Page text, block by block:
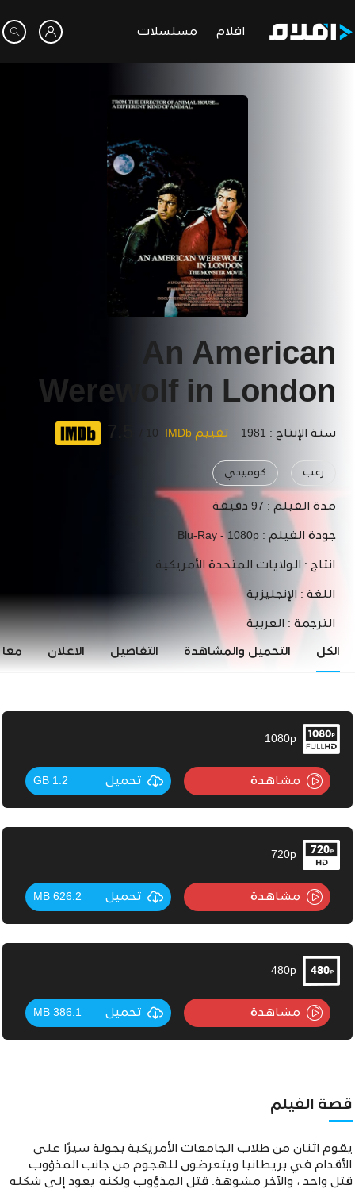
افلام مسلسلات
An American
Werewolf in London
سنة الإنتاج : 1981 تقييم IMDb 10 /
7.5
رعب كوميدي
مدة الفيلم : 97 دقيقة
جودة الفيلم : Blu-Ray - 1080p
انتاج : الولايات المتحدة الأمريكية
اللغة : الإنجليزية
الترجمة : العربية
الكل التحميل والمشاهدة التفاصيل الاعلان
1080p
مشاهدة تحميل 1.2 GB
720p
مشاهدة تحميل 626.2 MB
480p
مشاهدة تحميل 386.1 MB
قصة الفيلم
يقوم اثنان من طلاب الجامعات الأمريكية بجولة سيرًا على
الأقدام في بريطانيا ويتعرضون للهجوم من جانب المذؤوب.
قتل واحد ، والآخر مشوهة. قتل المذؤوب ولكنه يعود إلى شكله